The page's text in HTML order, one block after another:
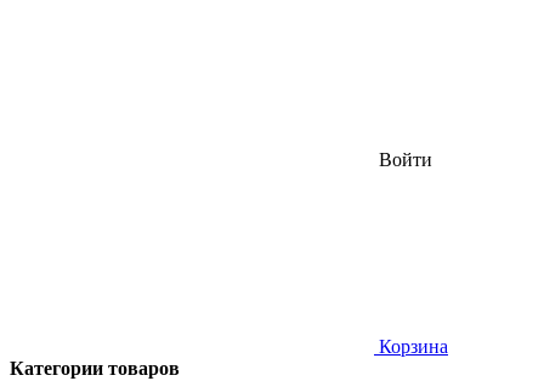
Войти
Корзина
Категории товаров